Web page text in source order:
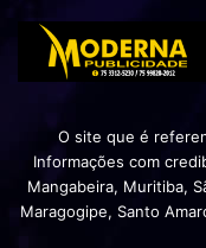
O site que é
Informações com
Mangabeira, Muritiba,
Maragogipe, Santo